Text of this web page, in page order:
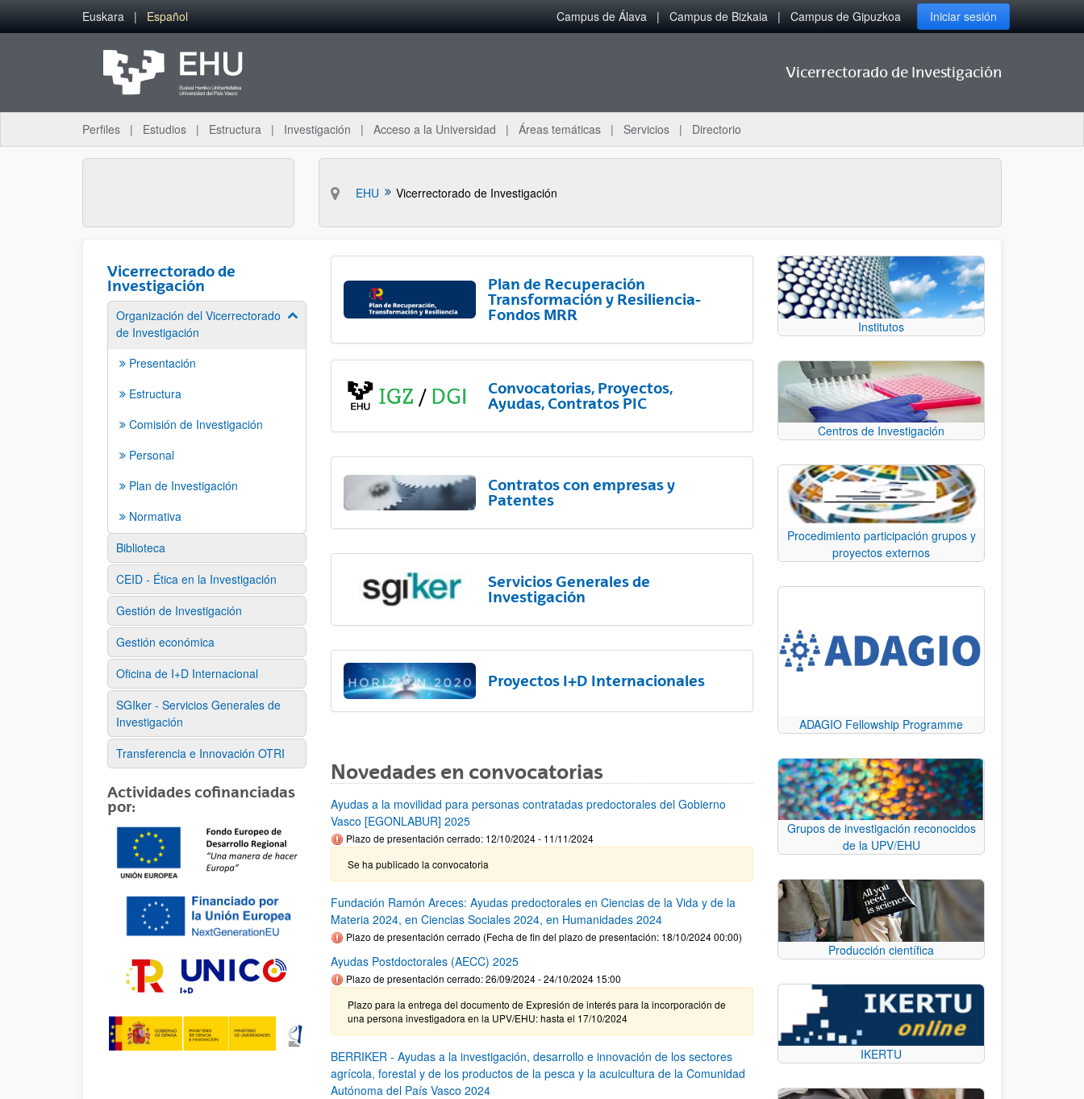
Saltar al contenido principal
Euskara Español Campus de Álava Campus de Bizkaia Campus de Gipuzkoa Iniciar sesión
Vicerrectorado de Investigación
Perfiles Estudios Estructura Investigación Acceso a la Universidad Áreas temáticas Servicios Directorio
EHU Vicerrectorado de Investigación
Vicerrectorado de
Investigación
Organización del Vicerrectorado
de Investigación
Mostrar/ocultar subpáginas
Presentación
Estructura
Comisión de Investigación
Personal
Plan de Investigación
Normativa
Biblioteca
CEID - Ética en la Investigación
Gestión de Investigación
Gestión económica
Oficina de I+D Internacional
SGIker - Servicios Generales de
Investigación
Transferencia e Innovación OTRI
Actividades cofinanciadas
por:
Plan de Recuperación
Transformación y Resiliencia-
Fondos MRR
Convocatorias, Proyectos,
Ayudas, Contratos PIC
Contratos con empresas y
Patentes
Servicios Generales de
Investigación
Proyectos I+D Internacionales
Novedades en convocatorias
Ayudas a la movilidad para personas contratadas predoctorales del Gobierno
Vasco [EGONLABUR] 2025
Plazo de presentación cerrado: 12/10/2024 - 11/11/2024
Se ha publicado la convocatoria
Fundación Ramón Areces: Ayudas predoctorales en Ciencias de la Vida y de la
Materia 2024, en Ciencias Sociales 2024, en Humanidades 2024
Plazo de presentación cerrado (Fecha de fin del plazo de presentación: 18/10/2024 00:00)
Ayudas Postdoctorales (AECC) 2025
Plazo de presentación cerrado: 26/09/2024 - 24/10/2024 15:00
Plazo para la entrega del documento de Expresión de interés para la incorporación de
una persona investigadora en la UPV/EHU: hasta el 17/10/2024
BERRIKER - Ayudas a la investigación, desarrollo e innovación de los sectores
agrícola, forestal y de los productos de la pesca y la acuicultura de la Comunidad
Autónoma del País Vasco 2024
Institutos
Centros de Investigación
Procedimiento participación grupos y
proyectos externos
ADAGIO Fellowship Programme
Grupos de investigación reconocidos
de la UPV/EHU
Producción científica
IKERTU